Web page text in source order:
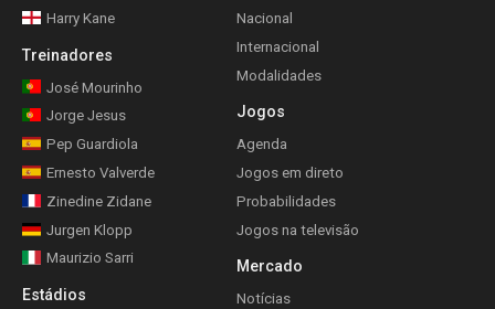
Harry Kane
Treinadores
José Mourinho
Jorge Jesus
Pep Guardiola
Ernesto Valverde
Zinedine Zidane
Jurgen Klopp
Maurizio Sarri
Estádios
Nacional
Internacional
Modalidades
Jogos
Agenda
Jogos em direto
Probabilidades
Jogos na televisão
Mercado
Notícias